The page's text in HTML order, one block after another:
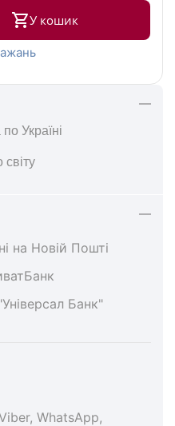
У кошик
Україні
світу
на Новій Пошті
Банк"
WhatsApp,